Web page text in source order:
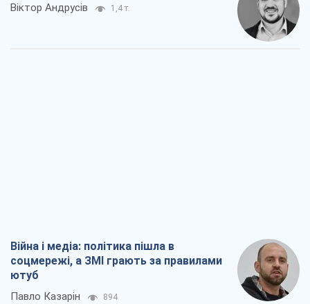
Віктор Андрусів 1,4 т.
Війна і медіа: політика пішла в
соцмережі, а ЗМІ грають за правилами
ютуб
Павло Казарін 894